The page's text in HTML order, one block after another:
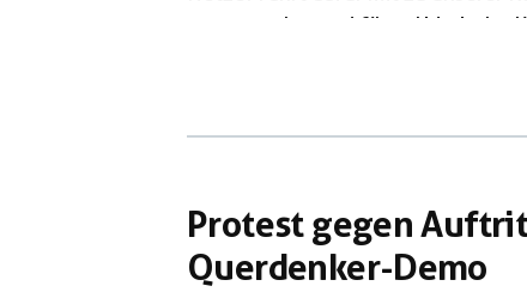
gegen rechts und für solidarische
Protest gegen
Querdenker-Demo